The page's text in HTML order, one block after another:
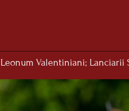
Valentiniani; Lanciarii